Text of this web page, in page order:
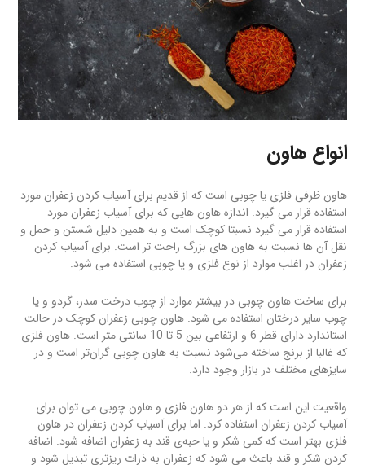
انواع هاون
هاون ظرفی فلزی یا چوبی است که از قدیم برای آسیاب کردن زعفران مورد
استفاده قرار می گیرد. اندازه هاون هایی که برای آسیاب زعفران مورد
استفاده قرار می گیرد نسبتا کوچک است و به همین دلیل شستن و حمل و
نقل آن ها نسبت به هاون های بزرگ راحت تر است. برای آسیاب کردن
زعفران در اغلب موارد از نوع فلزی و یا چوبی استفاده می شود.
برای ساخت هاون چوبی در بیشتر موارد از چوب درخت سدر، گردو و یا
چوب سایر درختان استفاده می شود. هاون چوبی زعفران کوچک در حالت
استاندارد دارای قطر 6 و ارتفاعی بین 5 تا 10 سانتی متر است. هاون فلزی
که غالبا از برنج ساخته می‌شود نسبت به هاون چوبی گران‌تر است و در
سایزهای مختلف در بازار وجود دارد.
واقعیت این است که از هر دو هاون فلزی و هاون چوبی می توان برای
آسیاب کردن زعفران استفاده کرد. اما برای آسیاب کردن زعفران در هاون
فلزی بهتر است که کمی شکر و یا حبه‌ی قند به زعفران اضافه شود. اضافه
کردن شکر و قند باعث می شود که زعفران به ذرات ریزتری تبدیل شود و